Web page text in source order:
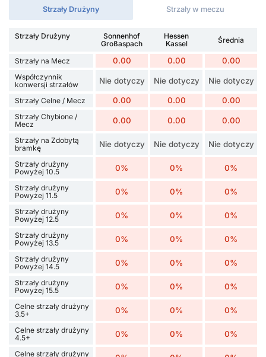
Strzały Drużyny Strzały w meczu
Strzały Drużyny
Sonnenhof
Großaspach
Hessen
Kassel
Średnia
Strzały na Mecz 0.00 0.00 0.00
Współczynnik
konwersji strzałów
Nie dotyczy Nie dotyczy Nie dotyczy
Strzały Celne / Mecz 0.00 0.00 0.00
Strzały Chybione /
Mecz
0.00 0.00 0.00
Strzały na Zdobytą
bramkę
Nie dotyczy Nie dotyczy Nie dotyczy
Strzały drużyny
Powyżej 10.5
0% 0% 0%
Strzały drużyny
Powyżej 11.5
0% 0% 0%
Strzały drużyny
Powyżej 12.5
0% 0% 0%
Strzały drużyny
Powyżej 13.5
0% 0% 0%
Strzały drużyny
Powyżej 14.5
0% 0% 0%
Strzały drużyny
Powyżej 15.5
0% 0% 0%
Celne strzały drużyny
3.5+
0% 0% 0%
Celne strzały drużyny
4.5+
0% 0% 0%
Celne strzały drużyny